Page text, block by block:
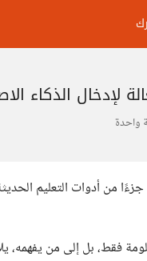
لإدخال الذكاء
واحدة
من أدوات التعليم
فقط، بل إلى من